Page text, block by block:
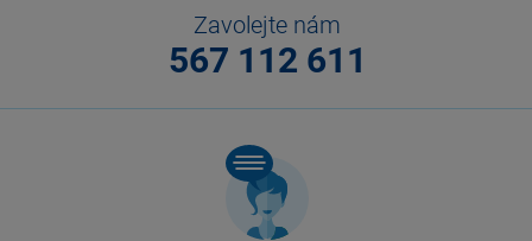
Zavolejte nám
567 112 611